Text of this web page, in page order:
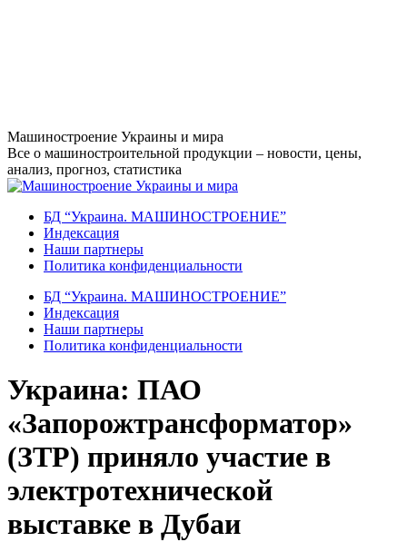
Перейти
к
содержанию
Машиностроение Украины и мира
Все о машиностроительной продукции – новости, цены,
анализ, прогноз, статистика
БД “Украина. МАШИНОСТРОЕНИЕ”
Индекcация
Наши партнеры
Политика конфиденциальности
БД “Украина. МАШИНОСТРОЕНИЕ”
Индекcация
Наши партнеры
Политика конфиденциальности
Украина: ПАО
«Запорожтрансформатор»
(ЗТР) приняло участие в
электротехнической
выставке в Дубаи